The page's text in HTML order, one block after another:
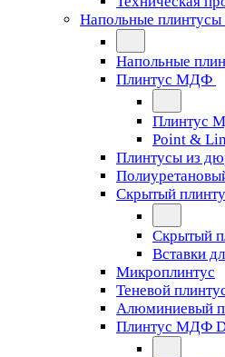
Напольные плинтусы
Напольные
Плинтус МДФ
Плинтус
Point &
Плинтусы из
Скрытый
Скрытый
Вставки
Микроплинтус
Теневой
Алюминиевый
Плинтус МДФ